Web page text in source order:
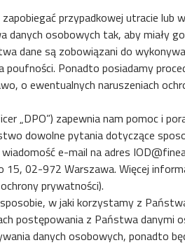
przypadkowej utracie lub
osobowych tak, aby miały
dane są zobowiązani do
Ponadto posiadamy
o ewentualnych naruszeniach
„DPO”) zapewnia nam pomoc i
dowolne pytania dotyczące
e-mail na adres
15, 02-972 Warszawa. Więcej
prywatności).
w jaki korzystamy z
postępowania z Państwa danymi
danych osobowych, ponadto